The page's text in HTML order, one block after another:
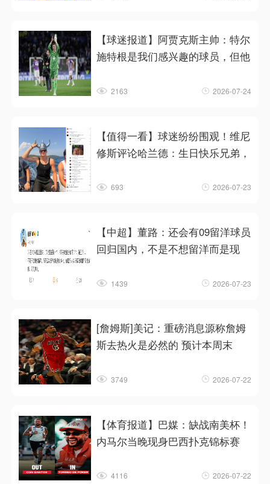
【球迷报道】阿贾克斯主帅：特尔
施特根是我们感兴趣的球员，但他
2163 2026-07-24
【值得一看】球迷纷纷围观！维尼
修斯评论哈兰德：生日快乐兄弟，
693 2026-07-23
【中超】董路：还会有09留洋球员
回归国内，不是不想留洋而是现
1439 2026-07-23
[詹姆斯]美记：重磅消息源称詹姆
斯去热火是必然的 预计本周末
3749 2026-07-22
【体育报道】巴媒：缺战南美杯！
内马尔当晚现身巴西扑克锦标赛
4116 2026-07-22